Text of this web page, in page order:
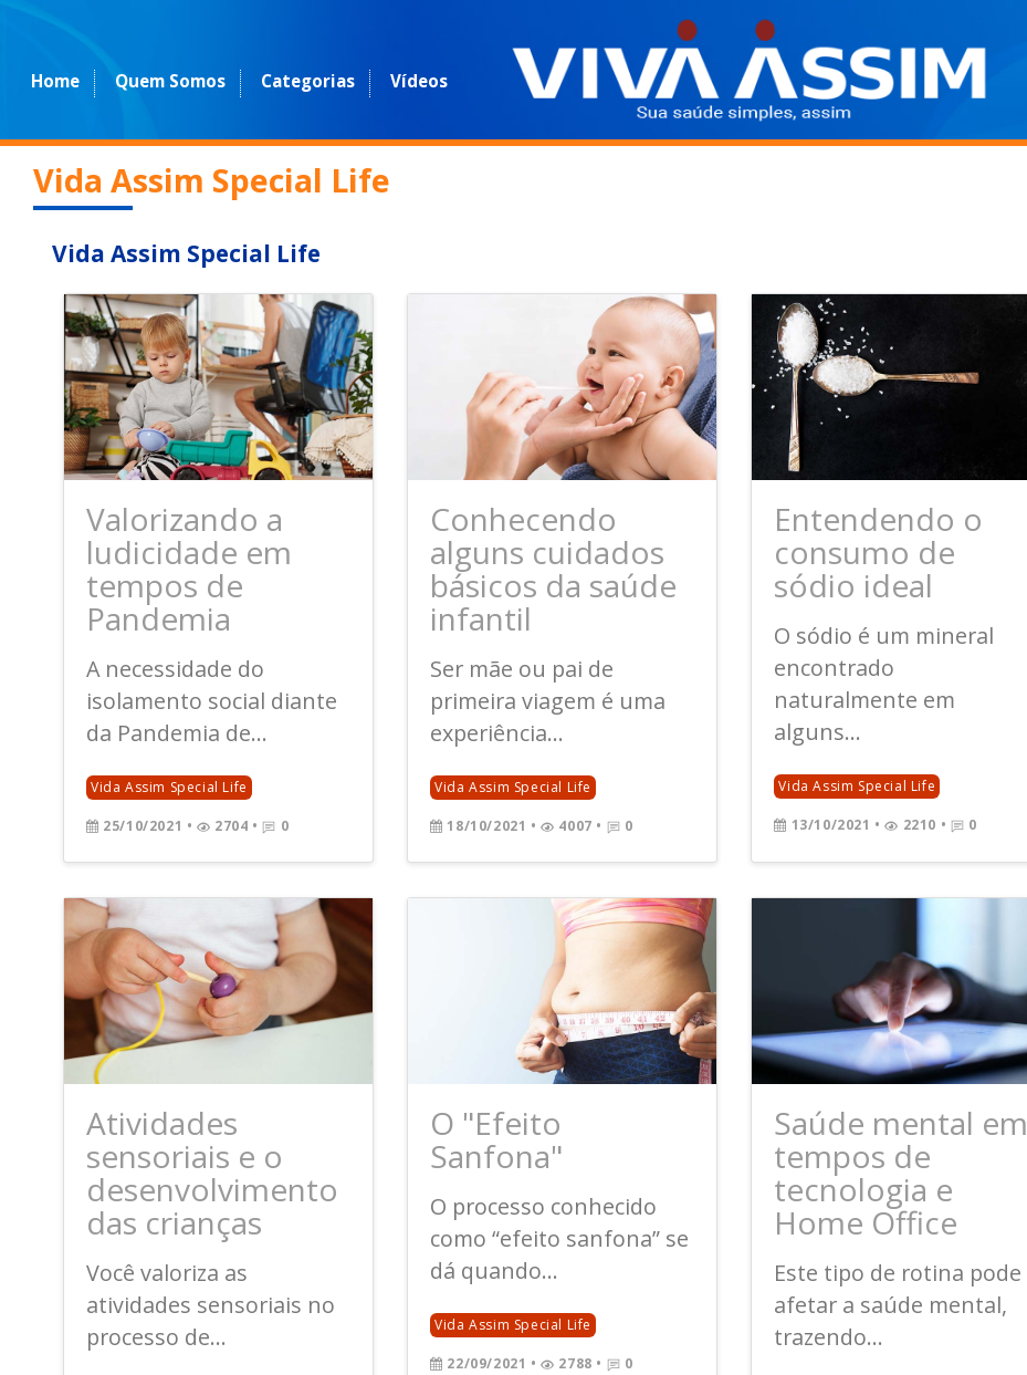
Home Quem Somos Categorias Vídeos
Vida Assim Special Life
Vida Assim Special Life
Valorizando a
ludicidade em
tempos de
Pandemia
A necessidade do
isolamento social diante
da Pandemia de...
Vida Assim Special Life
25/10/2021 • 2704 • 0
Conhecendo
alguns cuidados
básicos da saúde
infantil
Ser mãe ou pai de
primeira viagem é uma
experiência...
Vida Assim Special Life
18/10/2021 • 4007 • 0
Entendendo o
consumo de
sódio ideal
O sódio é um mineral
encontrado
naturalmente em
alguns...
Vida Assim Special Life
13/10/2021 • 2210 • 0
Atividades
sensoriais e o
desenvolvimento
das crianças
Você valoriza as
atividades sensoriais no
processo de...
O "Efeito
Sanfona"
O processo conhecido
como “efeito sanfona” se
dá quando...
Vida Assim Special Life
22/09/2021 • 2788 • 0
Saúde mental em
tempos de
tecnologia e
Home Office
Este tipo de rotina pode
afetar a saúde mental,
trazendo...